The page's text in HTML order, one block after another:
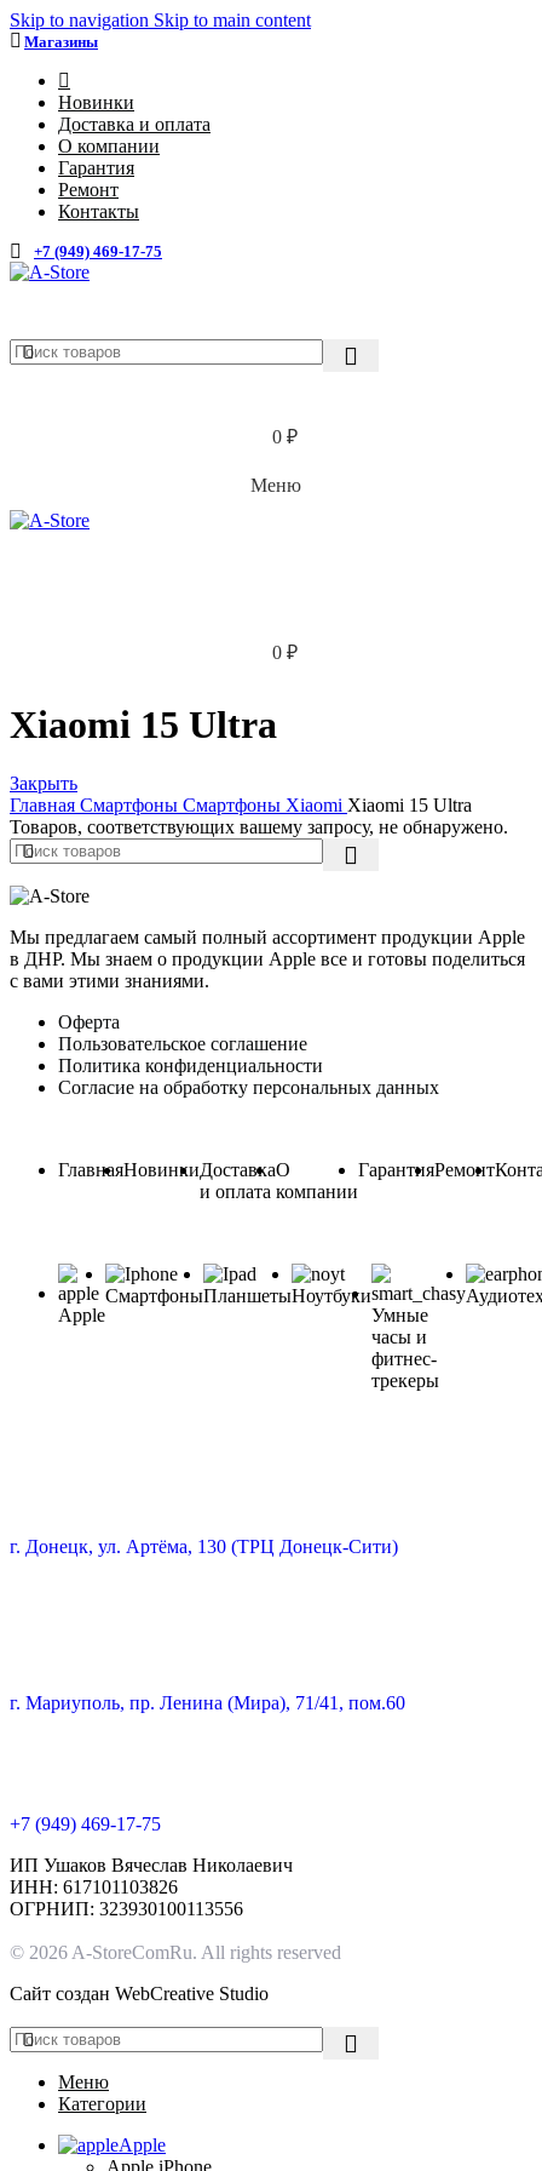
Skip to navigation Skip to main content
Магазины
Новинки
Доставка и оплата
О компании
Гарантия
Ремонт
Контакты
+7 (949) 469-17-75
0 ₽
Меню
0 ₽
Xiaomi 15 Ultra
Закрыть
Главная Смартфоны Смартфоны Xiaomi Xiaomi 15 Ultra
Товаров, соответствующих вашему запросу, не обнаружено.
Мы предлагаем самый полный ассортимент продукции Apple
в ДНР. Мы знаем о продукции Apple все и готовы поделиться
с вами этими знаниями.
Оферта
Пользовательское соглашение
Политика конфиденциальности
Согласие на обработку персональных данных
ГлавнаяНовинкиДоставка
и оплата
О
компании
ГарантияРемонт
Apple
СмартфоныПланшетыНоутбуки
Умные
часы и
фитнес-
трекеры
г. Донецк, ул. Артёма, 130 (ТРЦ Донецк-Сити)
г. Мариуполь, пр. Ленина (Мира), 71/41, пом.60
+7 (949) 469-17-75
ИП Ушаков Вячеслав Николаевич
ИНН: 617101103826
ОГРНИП: 323930100113556
© 2026 A-StoreComRu. All rights reserved
Сайт создан WebCreative Studio
Меню
Категории
Apple